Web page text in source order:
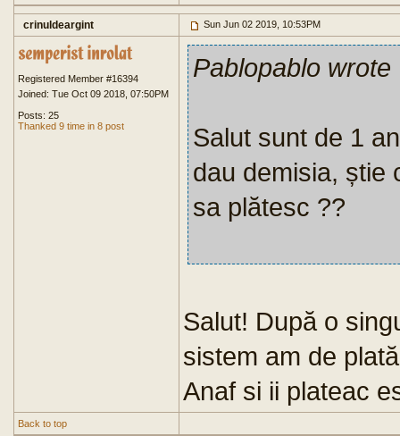
crinuldeargint Sun Jun 02 2019, 10:53PM
Registered Member #16394
Joined: Tue Oct 09 2018, 07:50PM
Posts: 25
Thanked 9 time in 8 post
Pablopablo wrote
Salut sunt de 1
dau demisia, știe
sa plătesc ??
Salut! După o
sistem am de
Anaf si ii plateac
Back to top